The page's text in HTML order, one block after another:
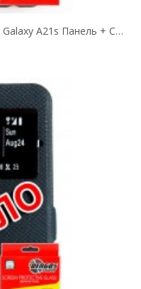
Комплект DENGOS Для Samsung Galaxy A21s Панель + Стекло Защитное Carbon...